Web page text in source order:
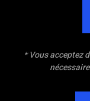
* Vous acceptez